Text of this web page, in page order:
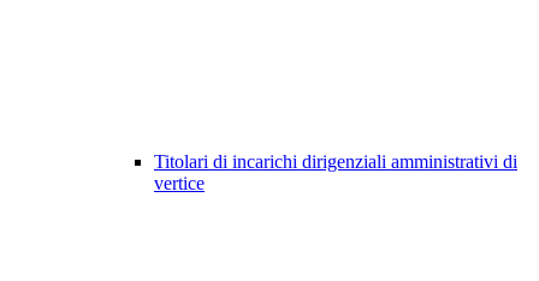
Titolari di incarichi dirigenziali amministrativi di
vertice